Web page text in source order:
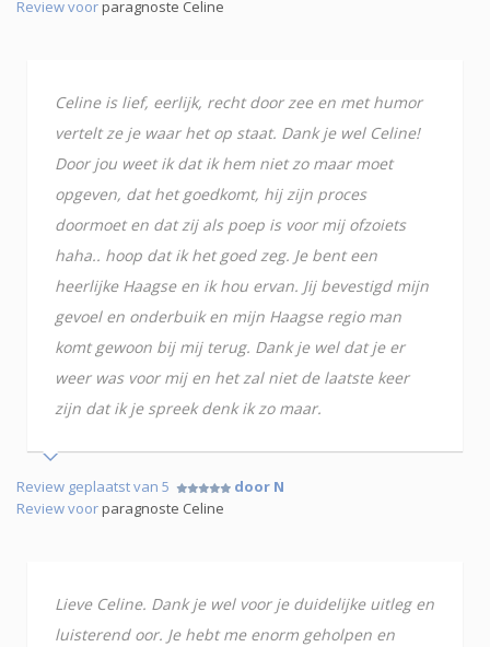
Review voorparagnoste Celine
Celine is lief, eerlijk, recht door zee en met humor
vertelt ze je waar het op staat. Dank je wel Celine!
Door jou weet ik dat ik hem niet zo maar moet
opgeven, dat het goedkomt, hij zijn proces
doormoet en dat zij als poep is voor mij ofzoiets
haha.. hoop dat ik het goed zeg. Je bent een
heerlijke Haagse en ik hou ervan. Jij bevestigd mijn
gevoel en onderbuik en mijn Haagse regio man
komt gewoon bij mij terug. Dank je wel dat je er
weer was voor mij en het zal niet de laatste keer
zijn dat ik je spreek denk ik zo maar.
Review geplaatst van 5
door N
Review voorparagnoste Celine
Lieve Celine. Dank je wel voor je duidelijke uitleg en
luisterend oor. Je hebt me enorm geholpen en